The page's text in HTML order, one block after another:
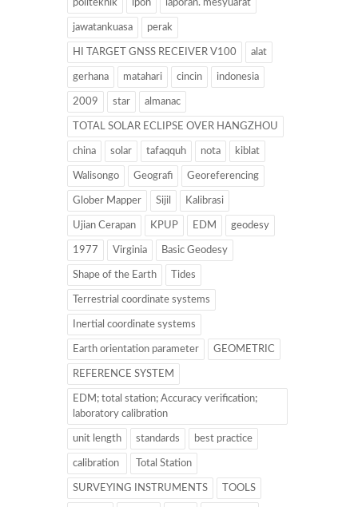
politeknik ipoh laporan. mesyuarat
jawatankuasa perak
HI TARGET GNSS RECEIVER V100 alat
gerhana matahari cincin indonesia
2009 star almanac
TOTAL SOLAR ECLIPSE OVER HANGZHOU
china solar tafaqquh nota kiblat
Walisongo Geografi Georeferencing
Glober Mapper Sijil Kalibrasi
Ujian Cerapan KPUP EDM geodesy
1977 Virginia Basic Geodesy
Shape of the Earth Tides
Terrestrial coordinate systems
Inertial coordinate systems
Earth orientation parameter GEOMETRIC
REFERENCE SYSTEM
EDM; total station; Accuracy verification;
laboratory calibration
unit length standards best practice
calibration Total Station
SURVEYING INSTRUMENTS TOOLS